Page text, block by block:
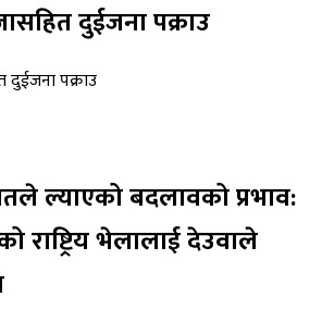
दुईजना पक्राउ
ल्याएको बदलावको प्रभाव:
राष्ट्रिय भेलालाई देउवाले